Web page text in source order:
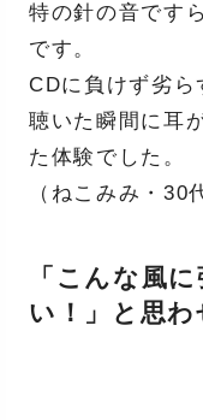
特の針の音です
です。
CDに負けず劣ら
聴いた瞬間に耳
た体験でした。
（ねこみみ・30
「こんな風
い！」と思